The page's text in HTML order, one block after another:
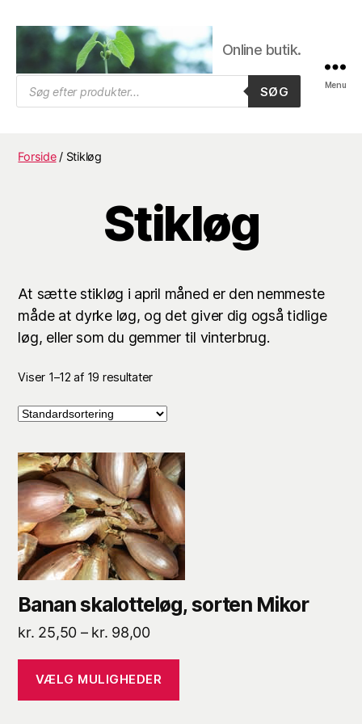
Trifolium
Frø,
Online butik.
search
SØG Menu
Forside/ Stikløg
Stikløg
At sætte stikløg i april måned er den nemmeste
måde at dyrke løg, og det giver dig også tidlige
løg, eller som du gemmer til vinterbrug.
Viser 1–12 af 19 resultater
Banan skalotteløg, sorten Mikor
kr. 25,50 – kr. 98,00Prisinterval:
til
kr. 98,00
VÆLG MULIGHEDER
Dette
vare
har
flere
varianter.
Mulighederne
kan
vælges
på
varesiden